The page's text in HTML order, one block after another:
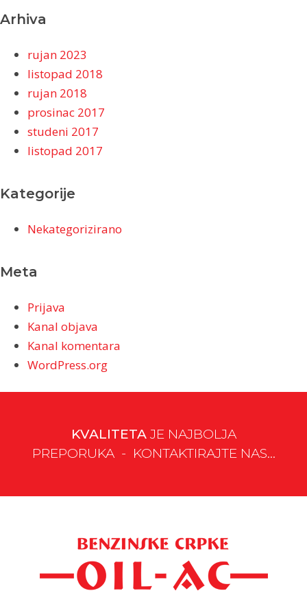
Arhiva
rujan 2023
listopad 2018
rujan 2018
prosinac 2017
studeni 2017
listopad 2017
Kategorije
Nekategorizirano
Meta
Prijava
Kanal objava
Kanal komentara
WordPress.org
KVALITETAJE NAJBOLJA
PREPORUKA - KONTAKTIRAJTE NAS...